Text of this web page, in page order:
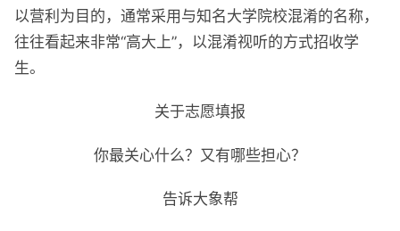
以营利为目的，通常采用与知名大学院校混淆的名称，
往往看起来非常“高大上”，以混淆视听的方式招收学
生。
关于志愿填报
你最关心什么？又有哪些担心？
告诉大象帮